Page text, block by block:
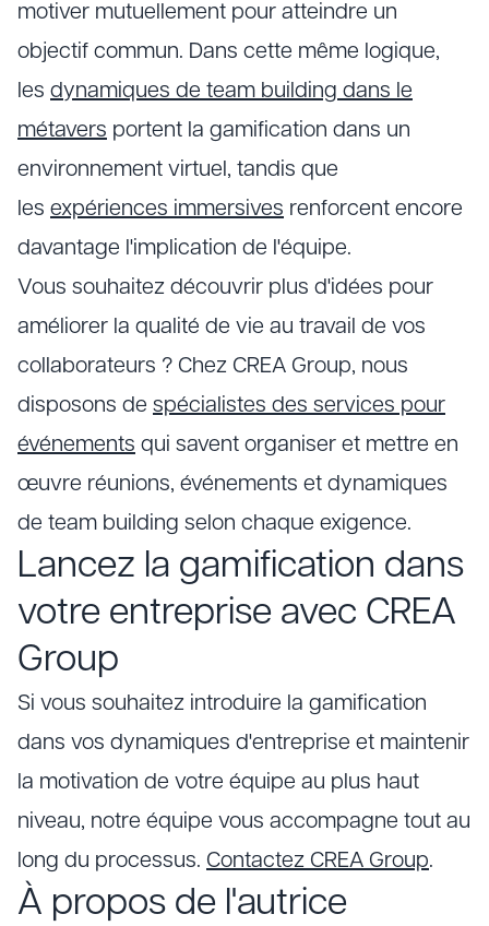
motiver mutuellement pour atteindre un
objectif commun. Dans cette même logique,
les dynamiques de team building dans le
métavers portent la gamification dans un
environnement virtuel, tandis que
les expériences immersives renforcent encore
davantage l'implication de l'équipe.
Vous souhaitez découvrir plus d'idées pour
améliorer la qualité de vie au travail de vos
collaborateurs ? Chez CREA Group, nous
disposons de spécialistes des services pour
événements qui savent organiser et mettre en
œuvre réunions, événements et dynamiques
de team building selon chaque exigence.
Lancez la gamification dans
votre entreprise avec CREA
Group
Si vous souhaitez introduire la gamification
dans vos dynamiques d'entreprise et maintenir
la motivation de votre équipe au plus haut
niveau, notre équipe vous accompagne tout au
long du processus. Contactez CREA Group.
À propos de l'autrice